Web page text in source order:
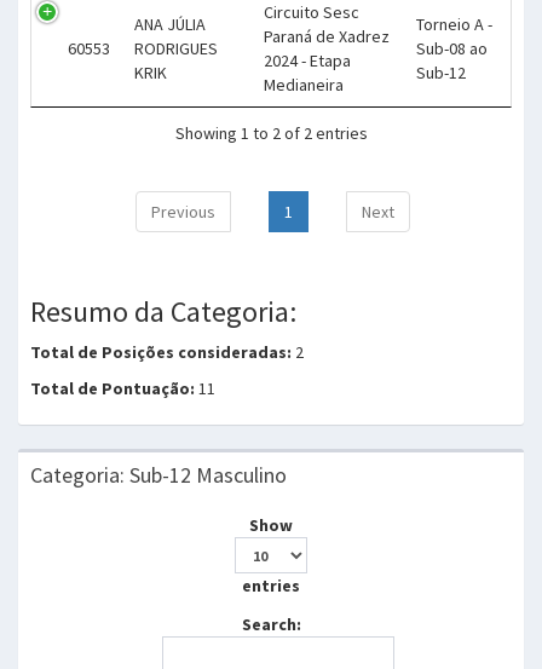
60553
ANA JÚLIA
RODRIGUES
KRIK
Circuito Sesc
Paraná de Xadrez
2024 - Etapa
Medianeira
Torneio A -
Sub-08 ao
Sub-12
Showing 1 to 2 of 2 entries
Previous 1 Next
Resumo da Categoria:
Total de Posições consideradas: 2
Total de Pontuação: 11
Categoria: Sub-12 Masculino
Show
entries
Search: